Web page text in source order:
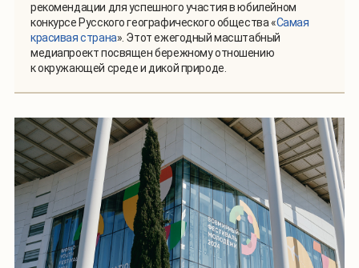
рекомендации для успешного участия в юбилейном
конкурсе Русского географического общества «Самая
красивая страна». Этот ежегодный масштабный
медиапроект посвящен бережному отношению
к окружающей среде и дикой природе.